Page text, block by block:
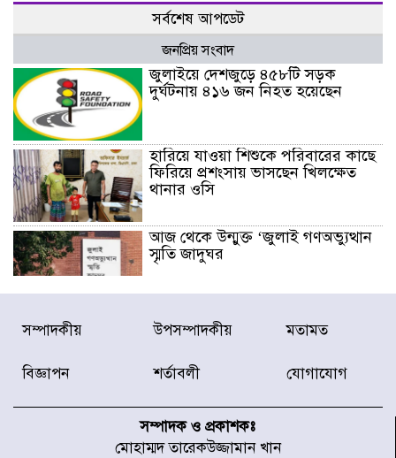
সর্বশেষ আপডেট
জনপ্রিয় সংবাদ
জুলাইয়ে দেশজুড়ে ৪৫৮টি সড়ক
দুর্ঘটনায় ৪১৬ জন নিহত হয়েছেন
হারিয়ে যাওয়া শিশুকে পরিবারের কাছে
ফিরিয়ে প্রশংসায় ভাসছেন খিলক্ষেত
থানার ওসি
আজ থেকে উন্মুক্ত ‘জুলাই গণঅভ্যুত্থান
স্মৃতি জাদুঘর
রাজধানীর উত্তরা আঞ্চলিক পাসপোর্ট
অফিসের সামনে দালাল চক্রের ১৩ জন
করেছে র‌্যাব-১
চূড়ান্ত পর্যায়ে : ইরান
সম্পাদকীয় উপসম্পাদকীয় মতামত
বিজ্ঞাপন শর্তাবলী যোগাযোগ
সম্পাদক ও প্রকাশকঃ
মোহাম্মদ তারেকউজ্জামান খান